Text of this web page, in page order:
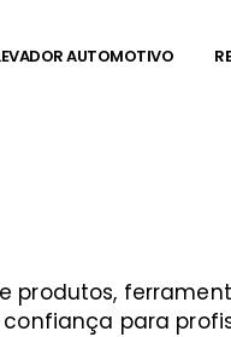
AUTOMOTIVO
produtos,
para